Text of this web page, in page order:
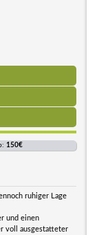
150€
ruhiger Lage
und einen
voll ausgestatteter